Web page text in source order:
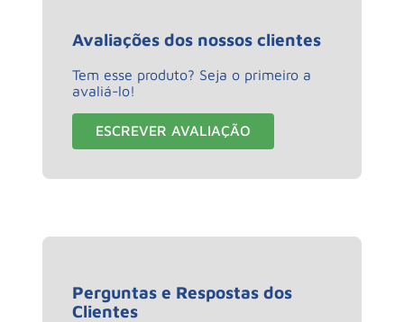
Avaliações dos nossos clientes
Tem esse produto? Seja o primeiro a
avaliá-lo!
ESCREVER AVALIAÇÃO
Perguntas e Respostas dos
Clientes